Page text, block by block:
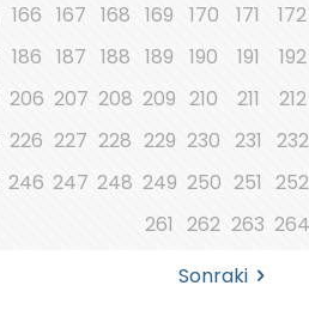
166 167 168 169 170 171 172
186 187 188 189 190 191 192
206 207 208 209 210 211 212
226 227 228 229 230 231 232
246 247 248 249 250 251 252
261 262 263 264
Sonraki